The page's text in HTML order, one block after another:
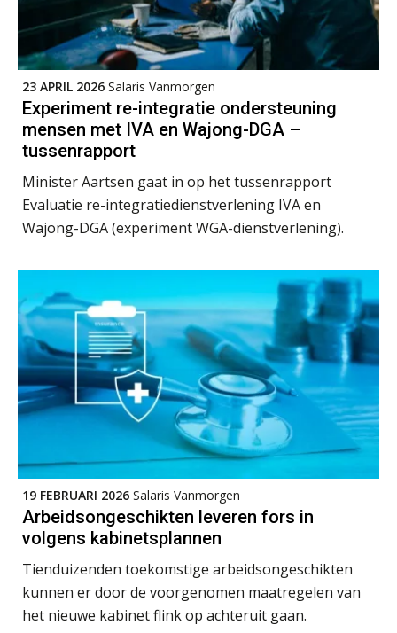
23 APRIL 2026 Salaris Vanmorgen
Experiment re-integratie ondersteuning
mensen met IVA en Wajong-DGA –
tussenrapport
Minister Aartsen gaat in op het tussenrapport
Evaluatie re-integratiedienstverlening IVA en
Wajong-DGA (experiment WGA-dienstverlening).
19 FEBRUARI 2026 Salaris Vanmorgen
Arbeidsongeschikten leveren fors in
volgens kabinetsplannen
Tienduizenden toekomstige arbeidsongeschikten
kunnen er door de voorgenomen maatregelen van
het nieuwe kabinet flink op achteruit gaan.